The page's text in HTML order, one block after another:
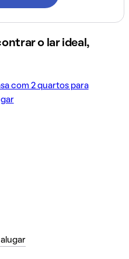
o lar ideal,
com 2 quartos para